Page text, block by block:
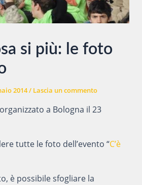
si più: le foto
2014/ Lascia un commento
a Bologna il 23
tutte le foto dell’evento “C’è
è possibile sfogliare la